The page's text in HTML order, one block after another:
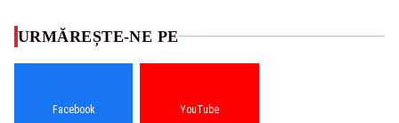
URMĂREȘTE-NE PE
Facebook YouTube